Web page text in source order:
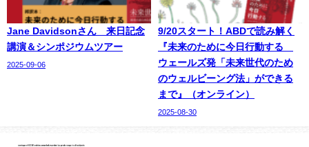
Jane Davidsonさん 来日記念
講演＆シンポジウムツアー
2025-09-06
9/20スタート！ABDで読み解く
『未来のために今日行動する
ウェールズ発「未来世代のため
のウェルビーング法」ができる
まで』（オンライン）
2025-08-30